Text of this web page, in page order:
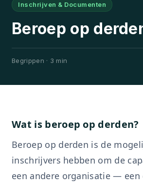
Beroep op
Begrippen · 3 min
Inschrijven & Documenten
Wat is beroep op derden?
Beroep op derden is de
inschrijvers hebben om de
een andere organisatie —